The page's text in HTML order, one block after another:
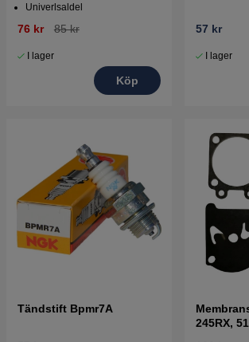
Univerlsaldel
76 kr 85 kr
I lager
Köp
57 kr
I lager
Tändstift Bpmr7A
245RX,